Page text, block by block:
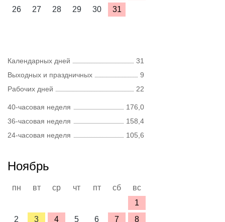
26
27 28 29 30 31
Календарных дней
31
Выходных и праздничных
9
Рабочих дней
22
40-часовая неделя
176,0
36-часовая неделя
158,4
24-часовая неделя
105,6
Ноябрь
пн вт ср чт пт сб
вс
1
2
3 4 5 6 7 8